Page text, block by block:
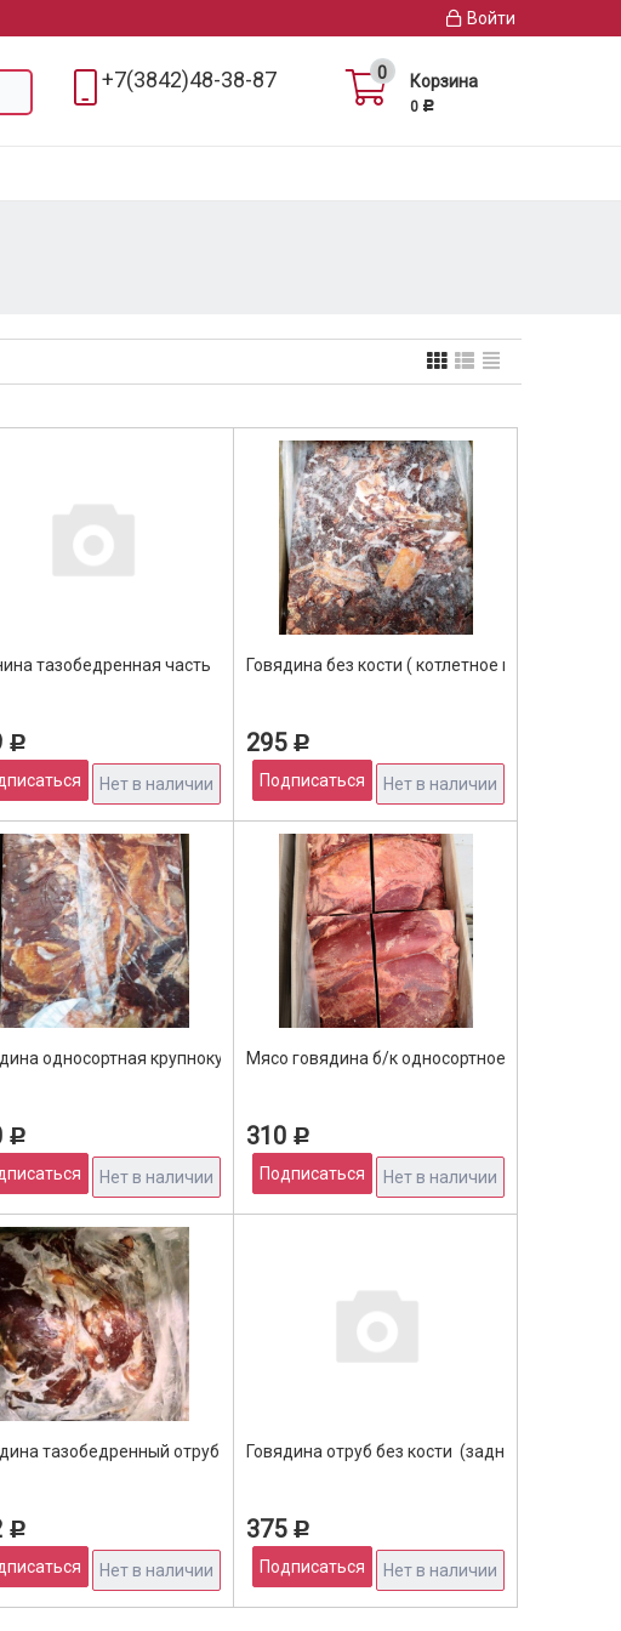
Войти
+7(3842)48-38-87 0 Корзина
0 Р
ГОСТ, Россия (Алтайский мясокомбинат) (25кг)
тазобедренная часть
Р
Нет в наличии
Говядина без кости ( котлетное мясо)
295 Р
Подписаться Нет в наличии
односортная крупнокусковая
Р
Нет в наличии
Мясо говядина б/к односортное (25кг)
310 Р
Подписаться Нет в наличии
б/к зам. СИБИРСКОЕ МЯСО (4*5,5кг)
тазобедренный отруб БЕСКОСТНЫЙ (2*10кг)
Р
Нет в наличии
Говядина отруб без кости (задняя часть)
375 Р
Подписаться Нет в наличии